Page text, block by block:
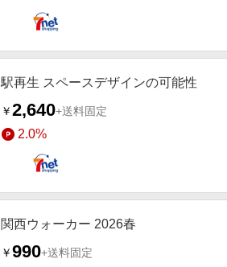
駅再生 スペースデザインの可能性
￥2,640+送料固定
2.0%
関西ウォーカー 2026春
￥990+送料固定